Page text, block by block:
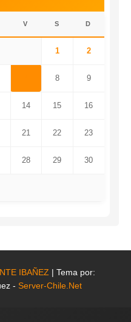
V S D
1 2
8 9
14 15 16
21 22 23
28 29 30
IBAÑEZ | Tema por:
- Server-Chile.Net